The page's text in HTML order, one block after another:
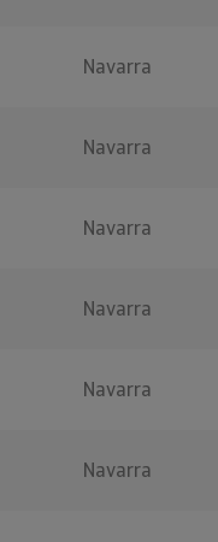
Navarra
Navarra
Navarra
Navarra
Navarra
Navarra